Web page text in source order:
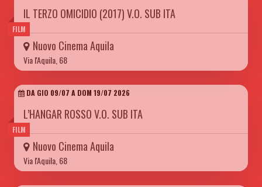
FILM
IL TERZO OMICIDIO (2017) V.O. SUB ITA
Nuovo Cinema Aquila
Via l'Aquila, 68
FILM
DA GIO 09/07 A DOM 19/07 2026
L’HANGAR ROSSO V.O. SUB ITA
Nuovo Cinema Aquila
Via l'Aquila, 68